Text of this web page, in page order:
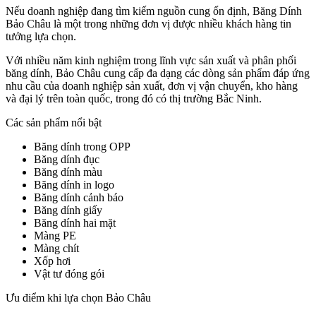
Nếu doanh nghiệp đang tìm kiếm nguồn cung ổn định, Băng Dính
Bảo Châu là một trong những đơn vị được nhiều khách hàng tin
tưởng lựa chọn.
Với nhiều năm kinh nghiệm trong lĩnh vực sản xuất và phân phối
băng dính, Bảo Châu cung cấp đa dạng các dòng sản phẩm đáp ứng
nhu cầu của doanh nghiệp sản xuất, đơn vị vận chuyển, kho hàng
và đại lý trên toàn quốc, trong đó có thị trường Bắc Ninh.
Các sản phẩm nổi bật
Băng dính trong OPP
Băng dính đục
Băng dính màu
Băng dính in logo
Băng dính cảnh báo
Băng dính giấy
Băng dính hai mặt
Màng PE
Màng chít
Xốp hơi
Vật tư đóng gói
Ưu điểm khi lựa chọn Bảo Châu